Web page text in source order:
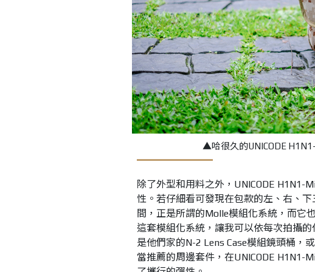
▲哈很久的UNICODE
除了外型和用料之外，UNICODE H1N1-
性。若仔細看可發現在包款的左、右、
間，正是所謂的Molle模組化系統，而它
這套模組化系統，讓我可以依每次拍攝
是他們家的N-2 Lens Case模組鏡頭桶，
當推薦的周邊套件，在UNICODE H1N1-